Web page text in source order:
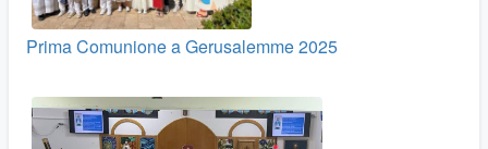
Prima Comunione a Gerusalemme 2025